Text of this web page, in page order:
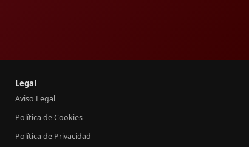
Legal
Aviso Legal
Política de Cookies
Política de Privacidad